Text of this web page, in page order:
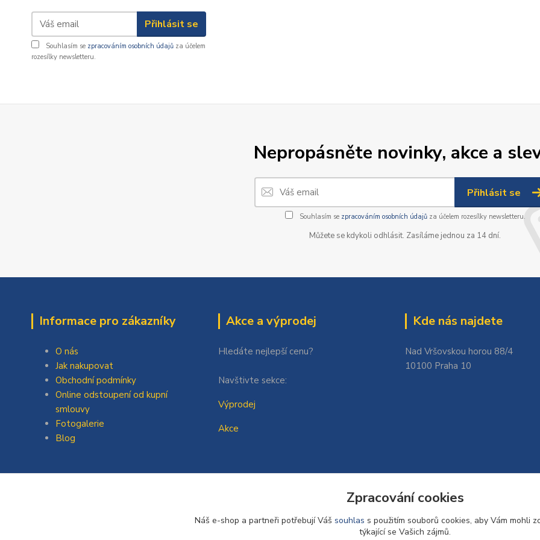
Přihlásit se
Souhlasím se zpracováním osobních údajů za účelem
rozesílky newsletteru.
Nepropásněte novinky, akce a
Přihlásit se
Souhlasím se zpracováním osobních údajůza účelem rozesílky newsletteru.
Můžete se kdykoli odhlásit. Zasíláme jednou za 14 dní.
Informace pro zákazníky
O nás
Jak nakupovat
Obchodní podmínky
Online odstoupení od kupní
smlouvy
Fotogalerie
Blog
Akce a výprodej
Hledáte nejlepší cenu?
Navštivte sekce:
Výprodej
Akce
Kde nás najdete
Nad Vršovskou horou 88/4
10100 Praha 10
Zpracování cookies
Náš e-shop a partneři potřebují Váš souhlas s použitím souborů cookies, aby Vám mohli
týkající se Vašich zájmů.